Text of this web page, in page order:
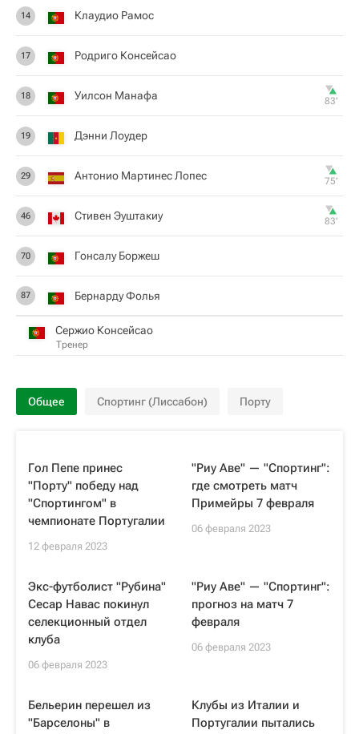
14 Клаудио Рамос
17 Родриго Консейсао
18 Уилсон Манафа 83‎’‎
19 Дэнни Лоудер
29 Антонио Мартинес Лопес 75‎’‎
46 Стивен Эуштакиу 83‎’‎
70 Гонсалу Боржеш
87 Бернарду Фолья
Сержио Консейсао
Тренер
Общее Спортинг (Лиссабон) Порту
Гол Пепе принес
"Порту" победу над
"Спортингом" в
чемпионате Португалии
12 февраля 2023
"Риу Аве" — "Спортинг":
где смотреть матч
Примейры 7 февраля
06 февраля 2023
Экс-футболист "Рубина"
Сесар Навас покинул
селекционный отдел
клуба
06 февраля 2023
"Риу Аве" — "Спортинг":
прогноз на матч 7
февраля
06 февраля 2023
Бельерин перешел из
"Барселоны" в
Клубы из Италии и
Португалии пытались